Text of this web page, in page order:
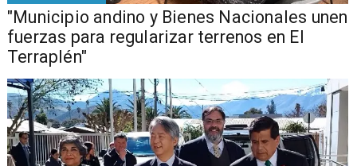
"Municipio andino y Bienes Nacionales unen
fuerzas para regularizar terrenos en El
Terraplén"